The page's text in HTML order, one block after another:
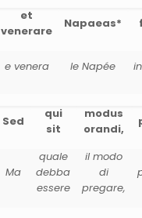
et
venerare
Napaeas*
e venera le Napée
Sed
qui
sit
modus
orandi,
Ma
quale
debba
essere
il modo
di
pregare,